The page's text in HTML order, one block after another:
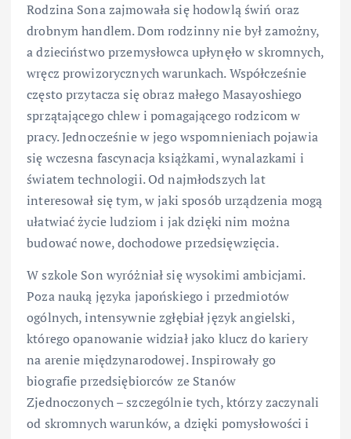
Rodzina Sona zajmowała się hodowlą świń oraz
drobnym handlem. Dom rodzinny nie był zamożny,
a dzieciństwo przemysłowca upłynęło w skromnych,
wręcz prowizorycznych warunkach. Współcześnie
często przytacza się obraz małego Masayoshiego
sprzątającego chlew i pomagającego rodzicom w
pracy. Jednocześnie w jego wspomnieniach pojawia
się wczesna fascynacja książkami, wynalazkami i
światem technologii. Od najmłodszych lat
interesował się tym, w jaki sposób urządzenia mogą
ułatwiać życie ludziom i jak dzięki nim można
budować nowe, dochodowe przedsięwzięcia.
W szkole Son wyróżniał się wysokimi ambicjami.
Poza nauką języka japońskiego i przedmiotów
ogólnych, intensywnie zgłębiał język angielski,
którego opanowanie widział jako klucz do kariery
na arenie międzynarodowej. Inspirowały go
biografie przedsiębiorców ze Stanów
Zjednoczonych – szczególnie tych, którzy zaczynali
od skromnych warunków, a dzięki pomysłowości i